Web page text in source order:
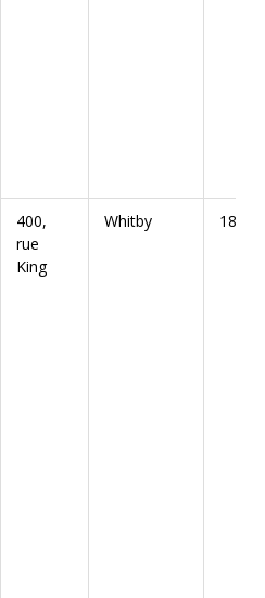
400,
rue
King
Whitby 1892